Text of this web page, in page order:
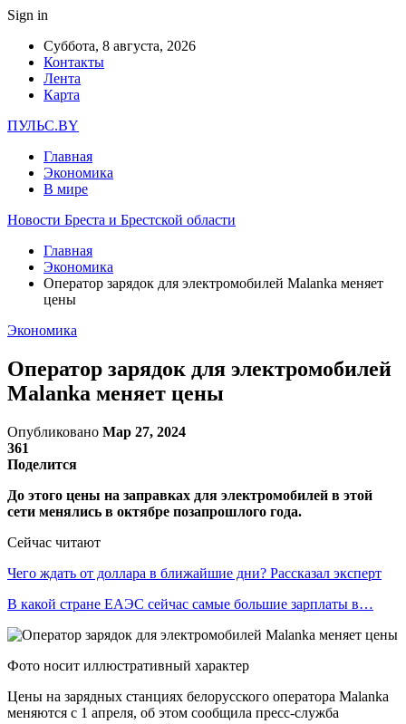
Sign in
Суббота, 8 августа, 2026
Контакты
Лента
Карта
ПУЛЬС.BY
Главная
Экономика
В мире
Новости Бреста и Брестской области
Главная
Экономика
Оператор зарядок для электромобилей Malanka меняет
цены
Экономика
Оператор зарядок для электромобилей
Malanka меняет цены
Опубликовано Мар 27, 2024
361
Поделится
До этого цены на заправках для электромобилей в этой
сети менялись в октябре позапрошлого года.
Сейчас читают
Чего ждать от доллара в ближайшие дни? Рассказал эксперт
В какой стране ЕАЭС сейчас самые большие зарплаты в…
Фото носит иллюстративный характер
Цены на зарядных станциях белорусского оператора Malanka
меняются с 1 апреля, об этом сообщила пресс-служба